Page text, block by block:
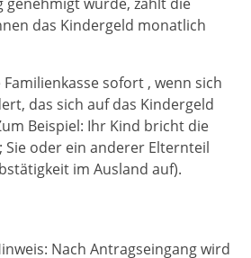
das Kindergeld monatlich
sofort , wenn sich
das sich auf das Kindergeld
Beispiel: Ihr Kind bricht die
Sie oder ein anderer Elternteil
im Ausland auf).
Nach Antragseingang wird